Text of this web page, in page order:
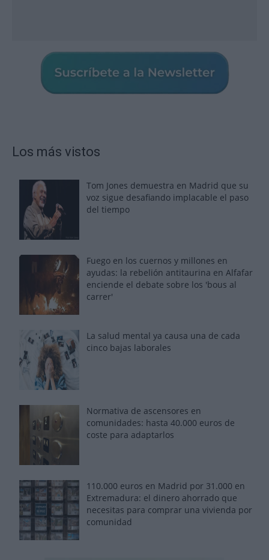
Los más vistos
Tom Jones demuestra en Madrid que su
voz sigue desafiando implacable el paso
del tiempo
Fuego en los cuernos y millones en
ayudas: la rebelión antitaurina en Alfafar
enciende el debate sobre los 'bous al
carrer'
La salud mental ya causa una de cada
cinco bajas laborales
Normativa de ascensores en
comunidades: hasta 40.000 euros de
coste para adaptarlos
110.000 euros en Madrid por 31.000 en
Extremadura: el dinero ahorrado que
necesitas para comprar una vivienda por
comunidad